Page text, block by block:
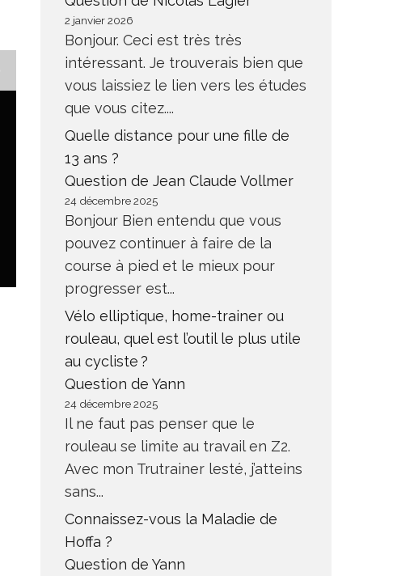
REPRISE ENTRAINEMENT APRÈS
CHIRURGIE INGUINALE
SANTÉ
2 janvier 2026
Bonjour. Ceci est très très
intéressant. Je trouverais bien que
vous laissiez le lien vers les études
que vous citez....
Quelle distance pour une fille de
13 ans ?
Question de Jean Claude Vollmer
24 décembre 2025
Bonjour Bien entendu que vous
pouvez continuer à faire de la
course à pied et le mieux pour
progresser est...
Vélo elliptique, home-trainer ou
rouleau, quel est l’outil le plus utile
au cycliste ?
Question de Yann
24 décembre 2025
Il ne faut pas penser que le
rouleau se limite au travail en Z2.
Avec mon Trutrainer lesté, j’atteins
sans...
Connaissez-vous la Maladie de
Hoffa ?
Question de Yann